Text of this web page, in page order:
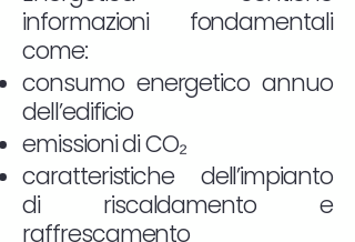
informazioni fondamentali
come:
consumo energetico annuo
dell’edificio
emissioni di CO₂
caratteristiche dell’impianto
di riscaldamento e
raffrescamento